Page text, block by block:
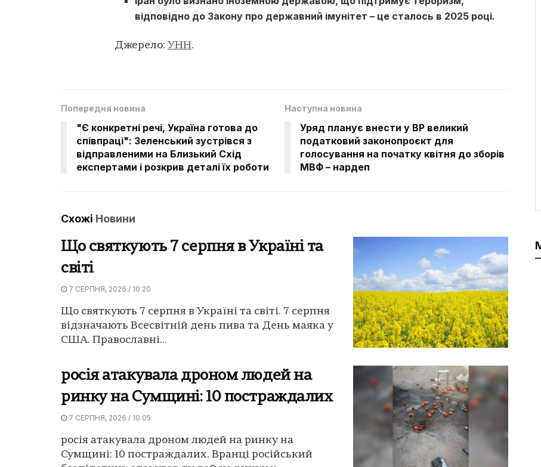
відповідно до Закону про державний імунітет – це сталось в 2025 році.
Джерело: УНН.
Попередня новина
"Є конкретні речі, Україна готова до
співпраці": Зеленський зустрівся з
відправленими на Близький Схід
експертами і розкрив деталі їх роботи
Наступна новина
Уряд планує внести у ВР великий
податковий законопроєкт для
голосування на початку квітня до зборів
МВФ – нардеп
Схожі Новини
Що святкують 7 серпня в Україні та
світі
7 СЕРПНЯ, 2026 / 10:20
Що святкують 7 серпня в Україні та світі. 7 серпня
відзначають Всесвітній день пива та День маяка у
США. Православні...
росія атакувала дроном людей на
ринку на Сумщині: 10 постраждалих
7 СЕРПНЯ, 2026 / 10:05
росія атакувала дроном людей на ринку на
Сумщині: 10 постраждалих. Вранці російський